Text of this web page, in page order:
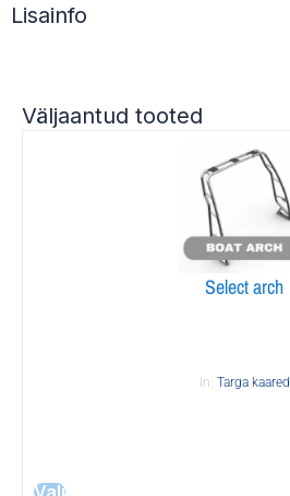
Lisainfo
Väljaantud tooted
Select arch
In: Targa kaared
Vali